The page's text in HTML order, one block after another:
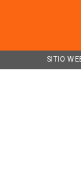
SITIO